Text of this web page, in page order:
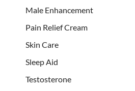
Male Enhancement
Pain Relief Cream
Skin Care
Sleep Aid
Testosterone